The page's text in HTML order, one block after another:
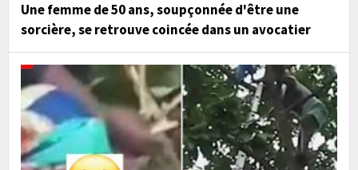
Une femme de 50 ans, soupçonnée d'être une
sorcière, se retrouve coincée dans un avocatier